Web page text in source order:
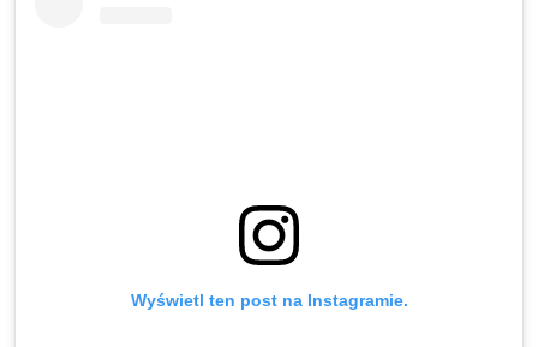
Wyświetl ten post na Instagramie.